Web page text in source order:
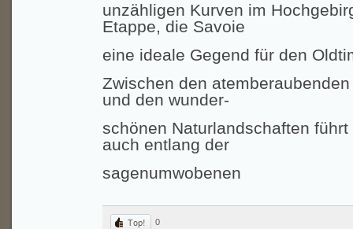
unzähligen Kurven im
Etappe, die Savoie
eine ideale Gegend für den
Zwischen den
und den wunder-
schönen Naturlandschaften
auch entlang der
sagenumwobenen
0